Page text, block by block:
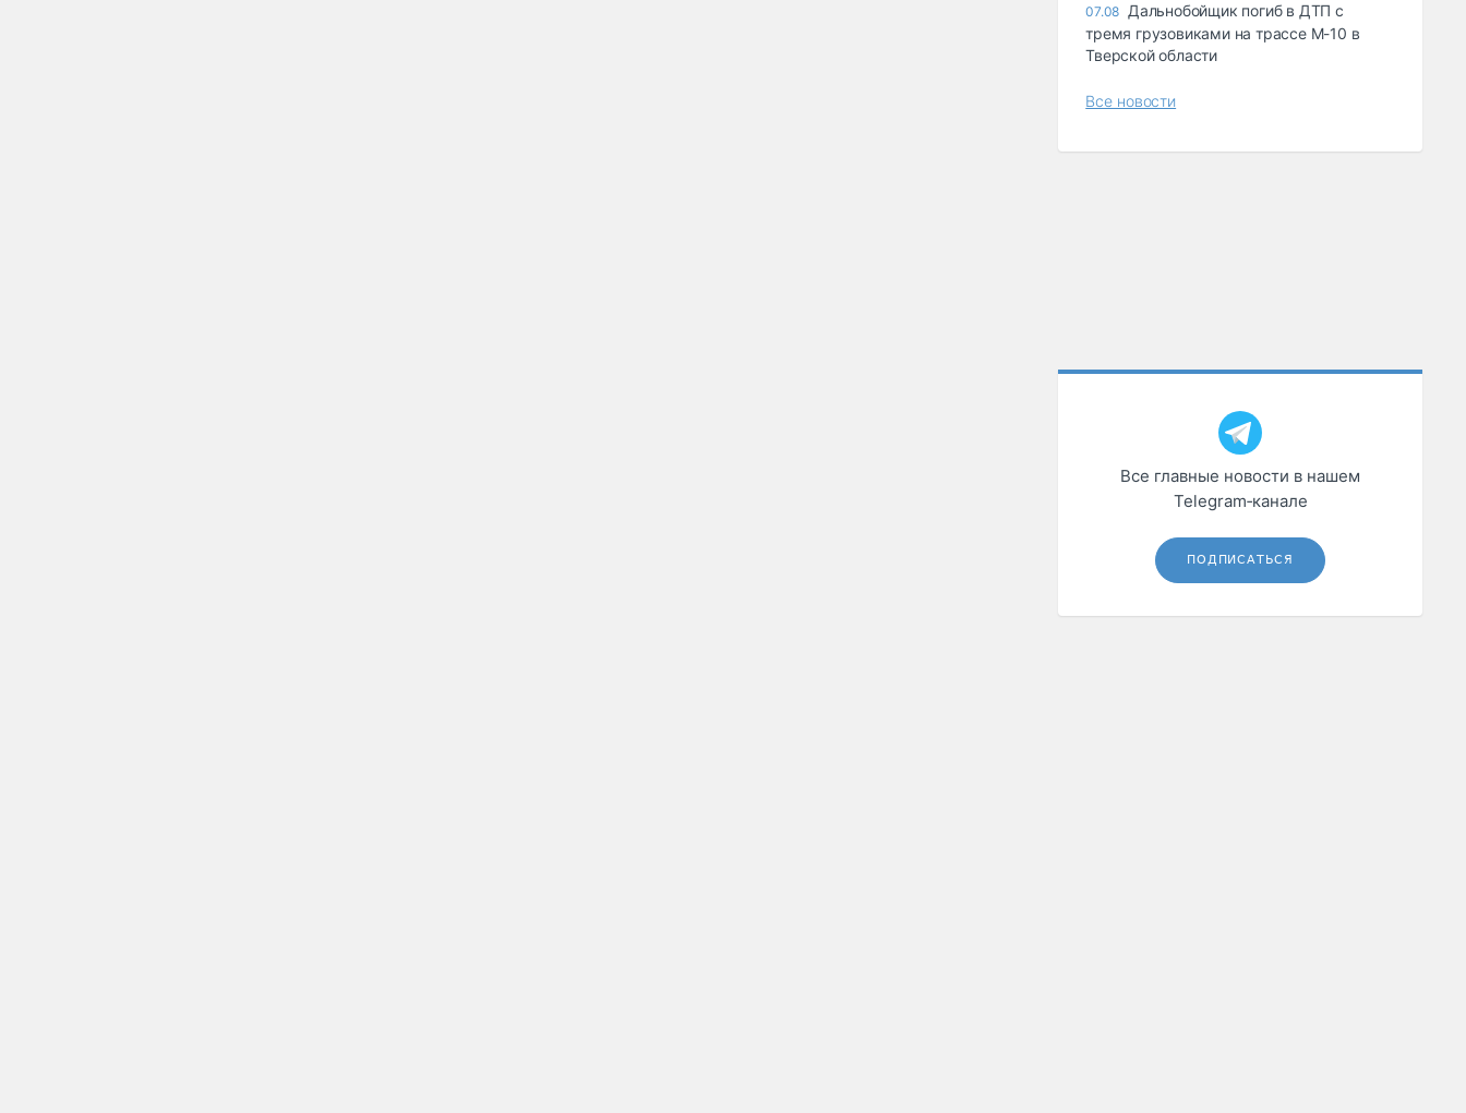
07.08 Дальнобойщик погиб в ДТП с
тремя грузовиками на трассе М-10 в
Тверской области
Все новости
Все главные новости в нашем
Telegram‑канале
ПОДПИСАТЬСЯ